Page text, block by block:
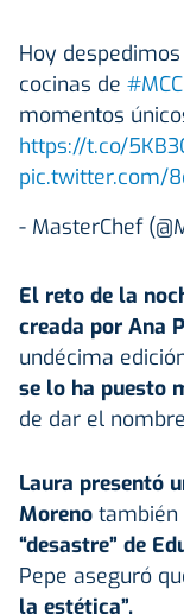
Hoy
cocinas de
momentos
https://t.co/
pic.twitter.com/
- MasterChef
El reto de la
creada por Ana
undécima
se lo ha puesto
de dar el
Laura presentó
Moreno también
“desastre” de
Pepe aseguró
la estética”.